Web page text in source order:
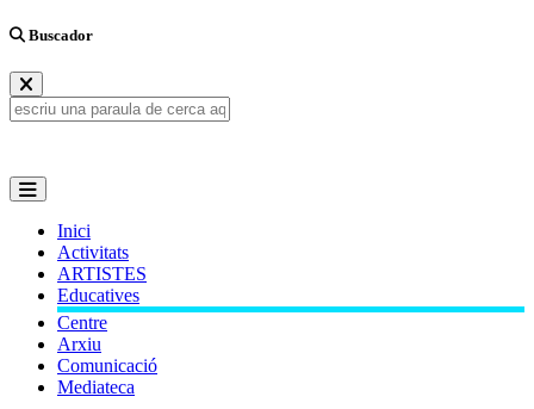
Buscador
Inici
Activitats
ARTISTES
Educatives
Centre
Arxiu
Comunicació
Mediateca